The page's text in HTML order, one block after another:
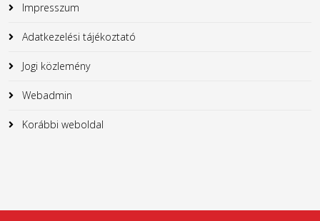
Impresszum
Adatkezelési tájékoztató
Jogi közlemény
Webadmin
Korábbi weboldal